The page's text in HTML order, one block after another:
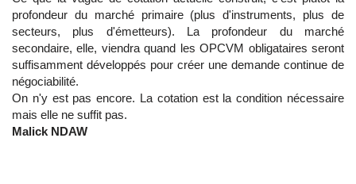
profondeur du marché primaire (plus d'instruments, plus de
secteurs, plus d'émetteurs). La profondeur du marché
secondaire, elle, viendra quand les OPCVM obligataires seront
suffisamment développés pour créer une demande continue de
négociabilité.
On n'y est pas encore. La cotation est la condition nécessaire
mais elle ne suffit pas.
Malick NDAW